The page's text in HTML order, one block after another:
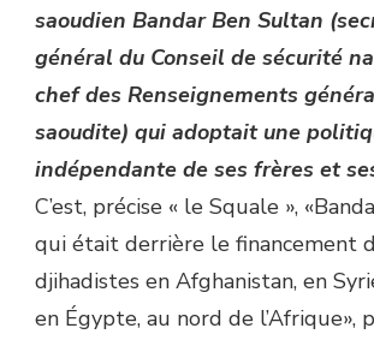
saoudien Bandar Ben Sultan
général du Conseil de sécurité
chef des Renseignements
saoudite) qui adoptait une
indépendante de ses frères et
C’est, précise « le Squale »,
qui était derrière le financement
djihadistes en Afghanistan, en
en Égypte, au nord de l’Afrique»,